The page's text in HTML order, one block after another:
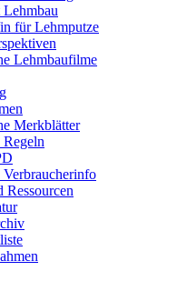
für Lehmputze
Lehmbaufilme
Merkblätter
Ressourcen